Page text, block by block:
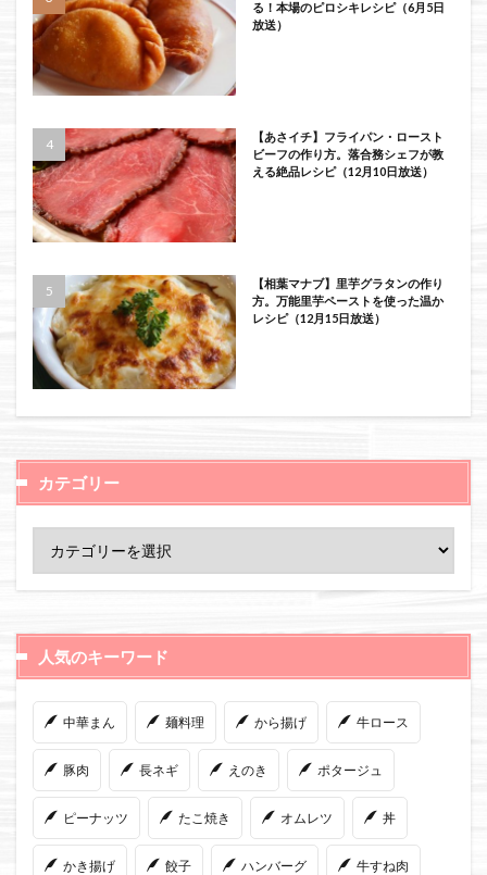
る！本場のピロシキレシピ（6月5日
放送）
【あさイチ】フライパン・ロースト
ビーフの作り方。落合務シェフが教
える絶品レシピ（12月10日放送）
【相葉マナブ】里芋グラタンの作り
方。万能里芋ペーストを使った温か
レシピ（12月15日放送）
カテゴリー
人気のキーワード
中華まん 麺料理 から揚げ 牛ロース
豚肉 長ネギ えのき ポタージュ
ピーナッツ たこ焼き オムレツ 丼
かき揚げ 餃子 ハンバーグ 牛すね肉